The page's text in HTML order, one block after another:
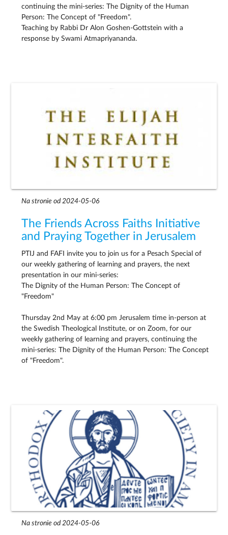
continuing the mini-series: The Dignity of the Human
Person: The Concept of "Freedom".
Teaching by Rabbi Dr Alon Goshen-Gottstein with a
response by Swami Atmapriyananda.
Na stronie od 2024-05-06
The Friends Across Faiths Initiative
and Praying Together in Jerusalem
PTIJ and FAFI invite you to join us for a Pesach Special of
our weekly gathering of learning and prayers, the next
presentation in our mini-series:
The Dignity of the Human Person: The Concept of
"Freedom"
Thursday 2nd May at 6:00 pm Jerusalem time in-person at
the Swedish Theological Institute, or on Zoom, for our
weekly gathering of learning and prayers, continuing the
mini-series: The Dignity of the Human Person: The Concept
of "Freedom".
Na stronie od 2024-05-06